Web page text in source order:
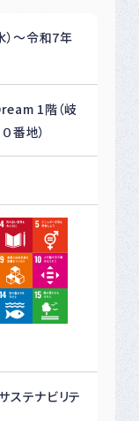
）～令和7年
1階（岐
番地）
ステナビリテ